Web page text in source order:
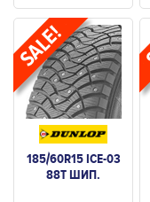
185/60R15 ICE-03
88T ШИП.